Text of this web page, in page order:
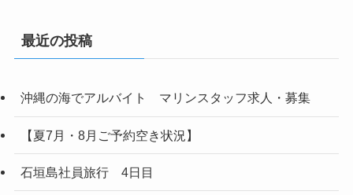
最近の投稿
沖縄の海でアルバイト マリンスタッフ求人・募集
【夏7月・8月ご予約空き状況】
石垣島社員旅行 4日目